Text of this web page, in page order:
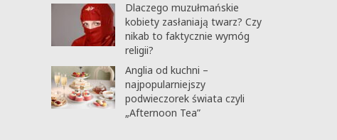
Dlaczego muzułmańskie
kobiety zasłaniają twarz? Czy
nikab to faktycznie wymóg
religii?
Anglia od kuchni –
najpopularniejszy
podwieczorek świata czyli
„Afternoon Tea”